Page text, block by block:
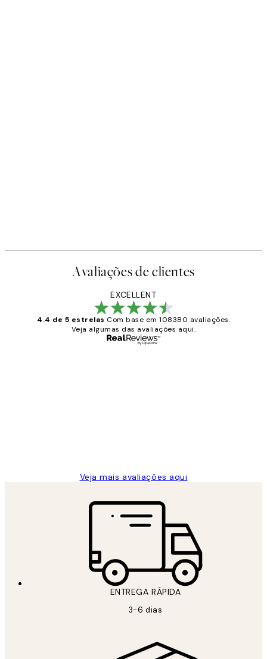
Avaliações de clientes
EXCELLENT
4.4 de 5 estrelas Com base em 108380 avaliações.
Veja algumas das avaliações aqui.
Veja mais avaliações aqui
ENTREGA RÁPIDA
3-6 dias